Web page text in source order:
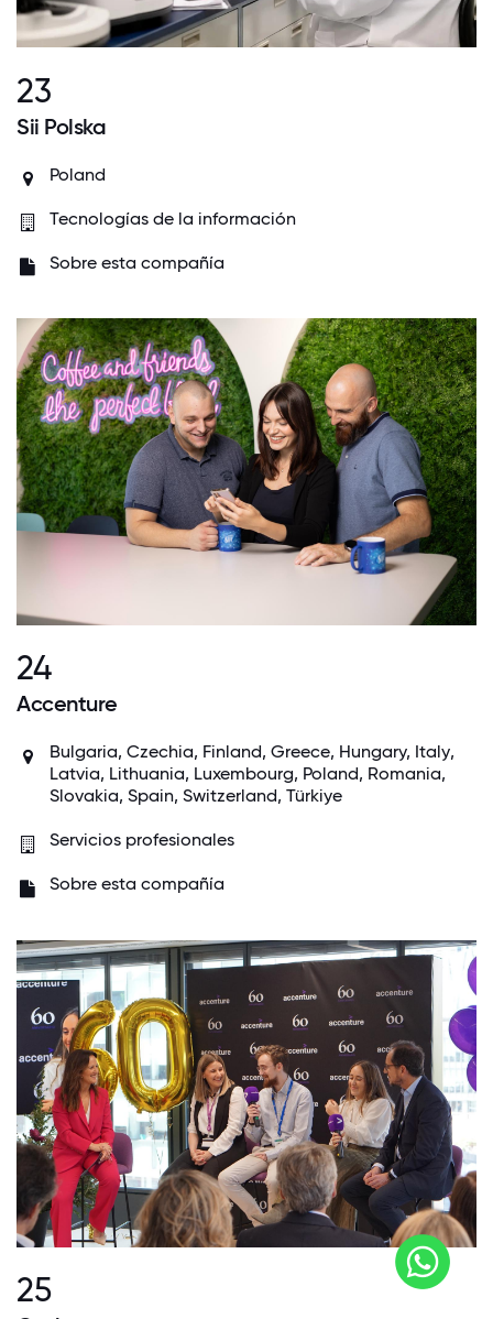
23
Sii Polska
Poland
Tecnologías de la información
Sobre esta compañía
24
Accenture
Bulgaria, Czechia, Finland, Greece, Hungary, Italy,
Latvia, Lithuania, Luxembourg, Poland, Romania,
Slovakia, Spain, Switzerland, Türkiye
Servicios profesionales
Sobre esta compañía
25